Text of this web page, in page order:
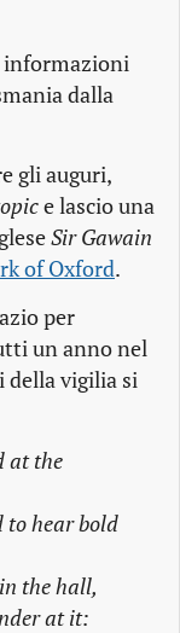
informazioni
dalla
gli auguri,
e lascio una
Sir Gawain
of Oxford.
per
un anno nel
della vigilia si
at the
to hear bold
the hall,
at it: